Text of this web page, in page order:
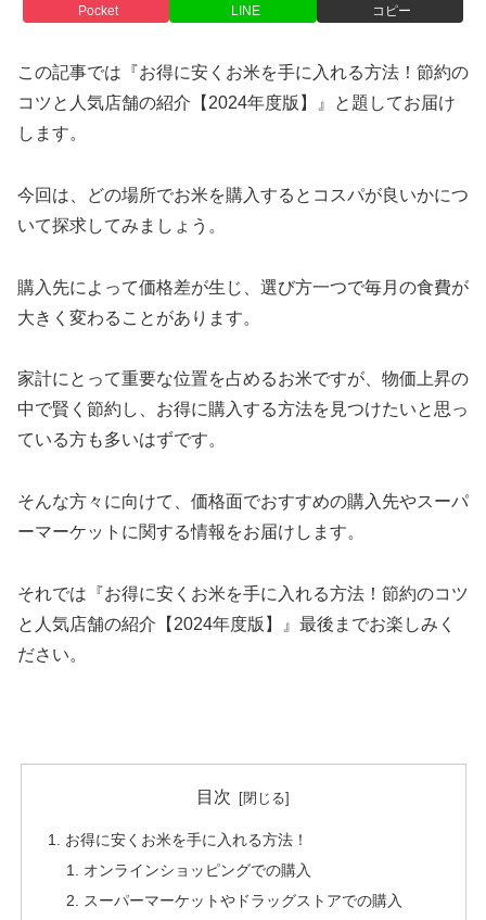
Pocket LINE コピー
この記事では『お得に安くお米を手に入れる方法！節約の
コツと人気店舗の紹介【2024年度版】』と題してお届け
します。
今回は、どの場所でお米を購入するとコスパが良いかにつ
いて探求してみましょう。
購入先によって価格差が生じ、選び方一つで毎月の食費が
大きく変わることがあります。
家計にとって重要な位置を占めるお米ですが、物価上昇の
中で賢く節約し、お得に購入する方法を見つけたいと思っ
ている方も多いはずです。
そんな方々に向けて、価格面でおすすめの購入先やスーパ
ーマーケットに関する情報をお届けします。
それでは『お得に安くお米を手に入れる方法！節約のコツ
と人気店舗の紹介【2024年度版】』最後までお楽しみく
ださい。
目次
お得に安くお米を手に入れる方法！
オンラインショッピングでの購入
スーパーマーケットやドラッグストアでの購入